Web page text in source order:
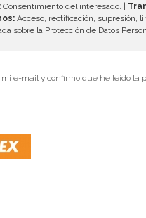
Consentimiento del interesado. |
Acceso, rectificación, supresión,
sobre la Protección de Datos
e-mail y confirmo que he leído la